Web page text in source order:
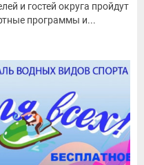
и гостей округа пройдут
программы и...